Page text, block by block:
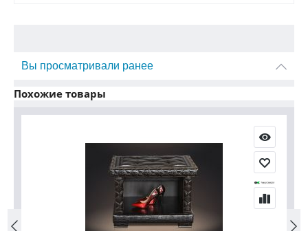
Вы просматривали ранее
Похожие товары